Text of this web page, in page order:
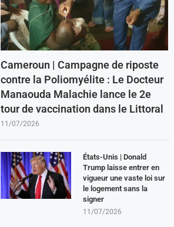
Cameroun | Campagne de riposte
contre la Poliomyélite : Le Docteur
Manaouda Malachie lance le 2e
tour de vaccination dans le Littoral
11/07/2026
États-Unis | Donald
Trump laisse entrer en
vigueur une vaste loi sur
le logement sans la
signer
11/07/2026